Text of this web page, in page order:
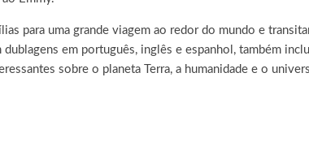
para uma grande viagem ao redor do mundo e
em português, inglês e espanhol, também
sobre o planeta Terra, a humanidade e o